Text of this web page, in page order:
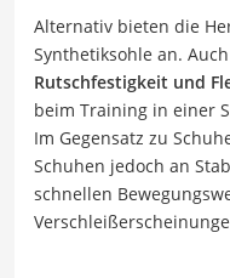
Alternativ bieten die
Synthetiksohle an.
Rutschfestigkeit und
beim Training in einer
Im Gegensatz zu
Schuhen jedoch an
schnellen